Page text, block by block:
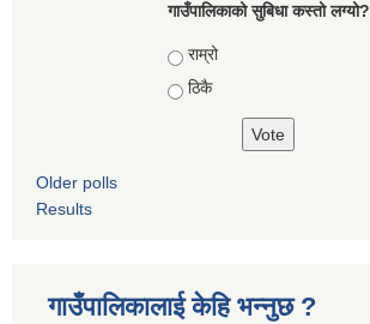
गाउँपालिकाको सुबिधा कस्तो लग्यो?
Choices
राम्रो
ठिकै
Older polls
Results
गाउँपालिकालाई केहि भन्नुछ ?